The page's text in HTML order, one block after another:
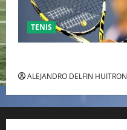
TENIS
ALEJANDRO DELFIN HUITRON